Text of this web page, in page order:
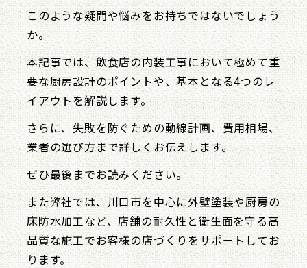
このような疑問や悩みをお持ちではないでしょう
か。
本記事では、飲食店の内装工事において極めて重
要な厨房設計のポイントや、基本となる4つのレ
イアウトを解説します。
さらに、失敗を防ぐための動線計画、費用相場、
業者の選び方まで詳しくお伝えします。
ぜひ最後までお読みください。
また弊社では、川口市を中心に外壁塗装や厨房の
床防水加工など、店舗の耐久性と衛生面を守る高
品質な施工でお客様の店づくりをサポートしてお
ります。